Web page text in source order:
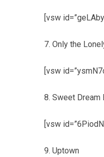
[vsw
7. Only the
[vsw
8. Sweet Dream
[vsw
9. Uptown